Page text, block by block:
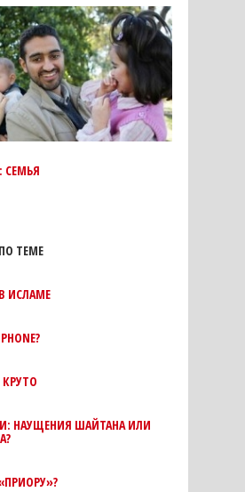
СЕМЬЯ
ТЕМЕ
ИСЛАМЕ
НАУЩЕНИЯ ШАЙТАНА ИЛИ